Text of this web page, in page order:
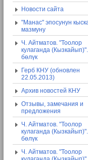
Новости сайта
"Манас" эпосунун
мазмуну
Ч. Айтматов. "Тоолор
кулаганда
бөлүк
Герб КНУ (обновлен
22.05.2013)
Архив новостей КНУ
Отзывы, замечания и
предложения
Ч. Айтматов. "Тоолор
кулаганда
бөлүк
Ч. Айтматов. "Тоолор